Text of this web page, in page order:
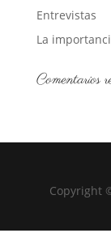
Entrevistas
La
Comentarios
Copyright